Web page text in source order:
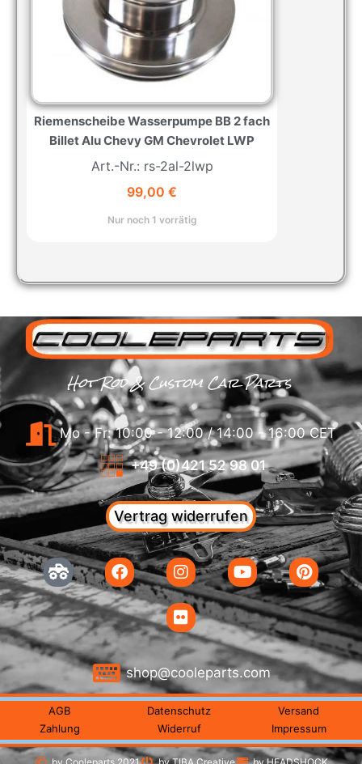
Riemenscheibe Wasserpumpe BB 2 fach
Billet Alu Chevy GM Chevrolet LWP
Art.-Nr.: rs-2al-2lwp
99,00 €
Nur noch 1 vorrätig
Hot Rod & Custom Car Parts
Mo - Fr: 10:00 - 12:00 / 14:00 - 16:00 CET
+49 (0)421 52 98 01
Vertrag widerrufen
shop@cooleparts.com
AGB Datenschutz
Versand
Zahlung
Widerruf Impressum